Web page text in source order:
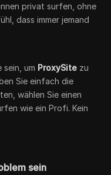
privat surfen, ohne
dass immer jemand
sein, um ProxySite zu
Sie einfach die
wählen Sie einen
wie ein Profi. Kein
sein